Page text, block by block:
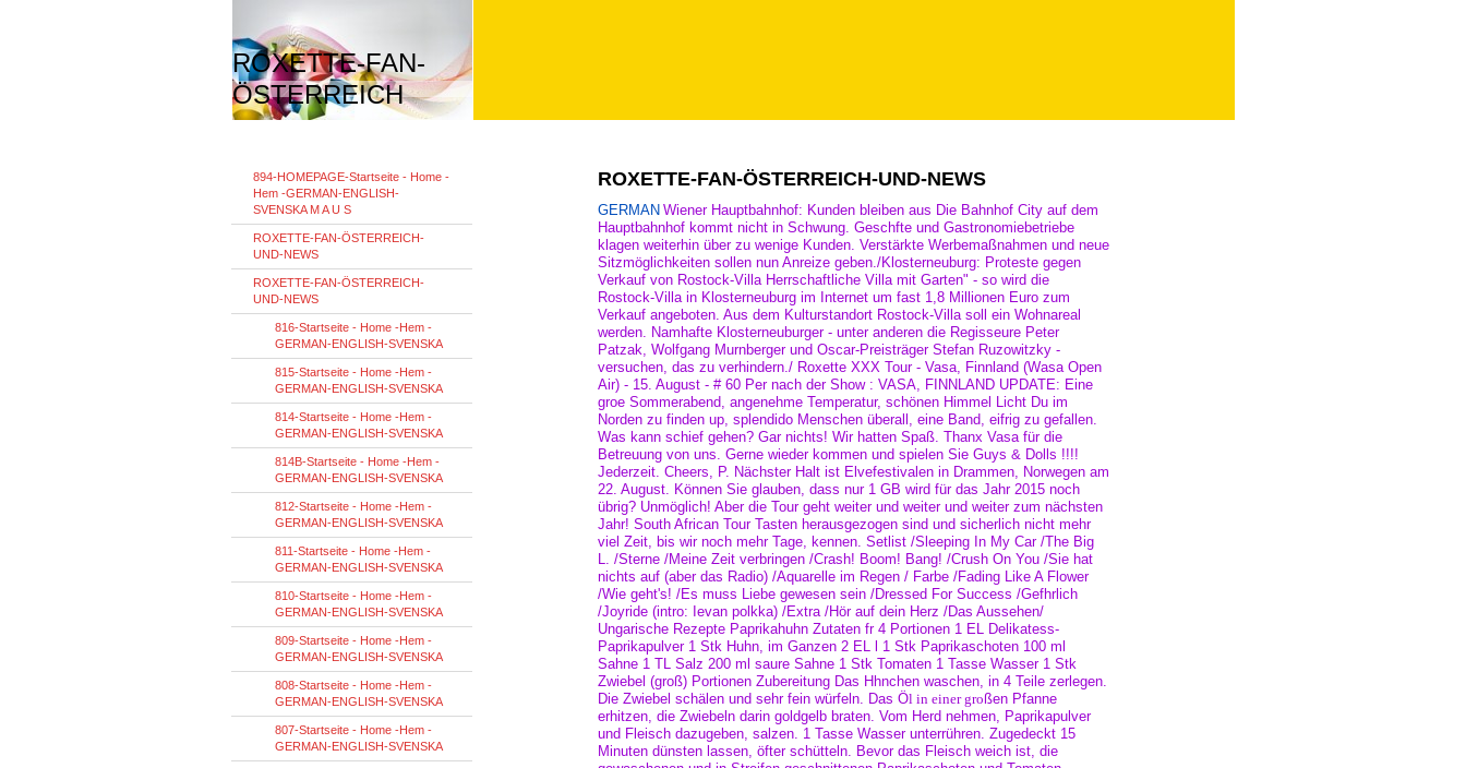
ROXETTE-FAN-
ÖSTERREICH
ROXETTE-FAN-ÖSTERREICH-UND-NEWS
GERMAN Wiener Hauptbahnhof: Kunden bleiben aus Die Bahnhof City auf dem
Hauptbahnhof kommt nicht in Schwung. Geschfte und Gastronomiebetriebe
klagen weiterhin über zu wenige Kunden. Verstärkte Werbemaßnahmen und neue
Sitzmöglichkeiten sollen nun Anreize geben./Klosterneuburg: Proteste gegen
Verkauf von Rostock-Villa Herrschaftliche Villa mit Garten" - so wird die
Rostock-Villa in Klosterneuburg im Internet um fast 1,8 Millionen Euro zum
Verkauf angeboten. Aus dem Kulturstandort Rostock-Villa soll ein Wohnareal
werden. Namhafte Klosterneuburger - unter anderen die Regisseure Peter
Patzak, Wolfgang Murnberger und Oscar-Preisträger Stefan Ruzowitzky -
versuchen, das zu verhindern./ Roxette XXX Tour - Vasa, Finnland (Wasa Open
Air) - 15. August - # 60 Per nach der Show : VASA, FINNLAND UPDATE: Eine
groe Sommerabend, angenehme Temperatur, schönen Himmel Licht Du im
Norden zu finden up, splendido Menschen überall, eine Band, eifrig zu gefallen.
Was kann schief gehen? Gar nichts! Wir hatten Spaß. Thanx Vasa für die
Betreuung von uns. Gerne wieder kommen und spielen Sie Guys & Dolls !!!!
Jederzeit. Cheers, P. Nächster Halt ist Elvefestivalen in Drammen, Norwegen am
22. August. Können Sie glauben, dass nur 1 GB wird für das Jahr 2015 noch
übrig? Unmöglich! Aber die Tour geht weiter und weiter und weiter zum nächsten
Jahr! South African Tour Tasten herausgezogen sind und sicherlich nicht mehr
viel Zeit, bis wir noch mehr Tage, kennen. Setlist /Sleeping In My Car /The Big
L. /Sterne /Meine Zeit verbringen /Crash! Boom! Bang! /Crush On You /Sie hat
nichts auf (aber das Radio) /Aquarelle im Regen / Farbe /Fading Like A Flower
/Wie geht's! /Es muss Liebe gewesen sein /Dressed For Success /Gefhrlich
/Joyride (intro: Ievan polkka) /Extra /Hör auf dein Herz /Das Aussehen/
Ungarische Rezepte Paprikahuhn Zutaten fr 4 Portionen 1 EL Delikatess-
Paprikapulver 1 Stk Huhn, im Ganzen 2 EL l 1 Stk Paprikaschoten 100 ml
Sahne 1 TL Salz 200 ml saure Sahne 1 Stk Tomaten 1 Tasse Wasser 1 Stk
Zwiebel (groß) Portionen Zubereitung Das Hhnchen waschen, in 4 Teile zerlegen.
Die Zwiebel schälen und sehr fein würfeln. Das Öl in einer großen Pfanne
erhitzen, die Zwiebeln darin goldgelb braten. Vom Herd nehmen, Paprikapulver
und Fleisch dazugeben, salzen. 1 Tasse Wasser unterrühren. Zugedeckt 15
Minuten dünsten lassen, öfter schütteln. Bevor das Fleisch weich ist, die
894-HOMEPAGE-Startseite - Home -
Hem -GERMAN-ENGLISH-
SVENSKA M A U S
ROXETTE-FAN-ÖSTERREICH-
UND-NEWS
ROXETTE-FAN-ÖSTERREICH-
UND-NEWS
816-Startseite - Home -Hem -
GERMAN-ENGLISH-SVENSKA
815-Startseite - Home -Hem -
GERMAN-ENGLISH-SVENSKA
814-Startseite - Home -Hem -
GERMAN-ENGLISH-SVENSKA
814B-Startseite - Home -Hem -
GERMAN-ENGLISH-SVENSKA
812-Startseite - Home -Hem -
GERMAN-ENGLISH-SVENSKA
811-Startseite - Home -Hem -
GERMAN-ENGLISH-SVENSKA
810-Startseite - Home -Hem -
GERMAN-ENGLISH-SVENSKA
809-Startseite - Home -Hem -
GERMAN-ENGLISH-SVENSKA
808-Startseite - Home -Hem -
GERMAN-ENGLISH-SVENSKA
807-Startseite - Home -Hem -
GERMAN-ENGLISH-SVENSKA